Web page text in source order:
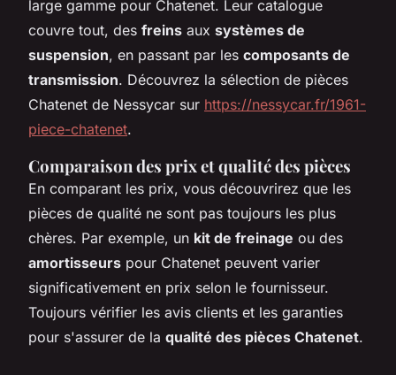
large gamme pour Chatenet. Leur catalogue
couvre tout, des freins aux systèmes de
suspension, en passant par les composants de
transmission. Découvrez la sélection de pièces
Chatenet de Nessycar sur https://nessycar.fr/1961-
piece-chatenet.
Comparaison des prix et qualité des pièces
En comparant les prix, vous découvrirez que les
pièces de qualité ne sont pas toujours les plus
chères. Par exemple, un kit de freinage ou des
amortisseurs pour Chatenet peuvent varier
significativement en prix selon le fournisseur.
Toujours vérifier les avis clients et les garanties
pour s'assurer de la qualité des pièces Chatenet.